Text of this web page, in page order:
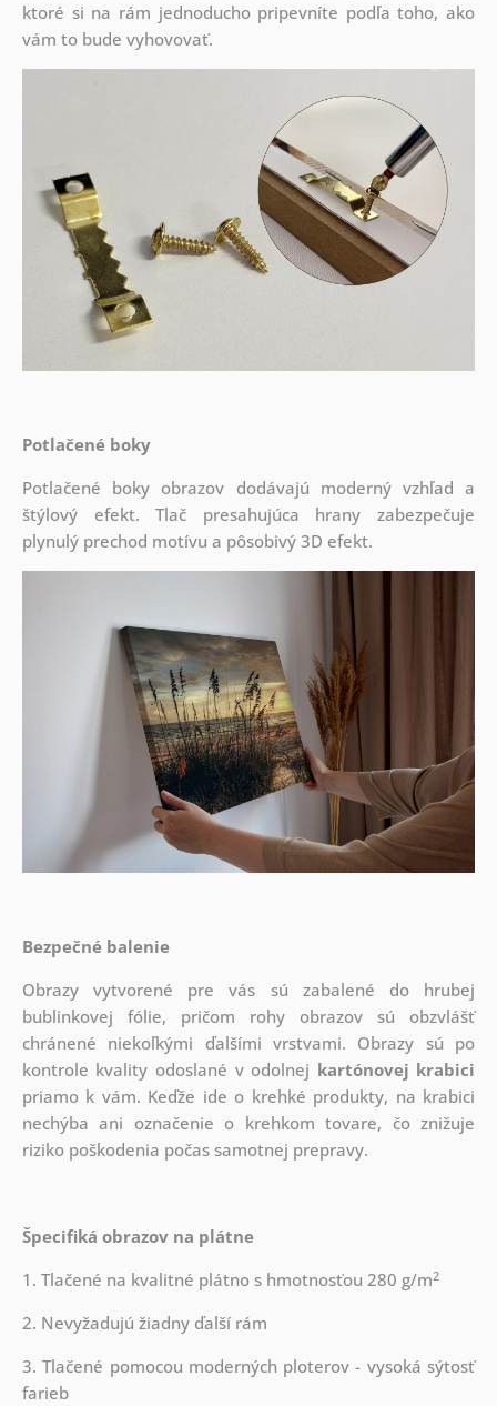
ktoré si na rám jednoducho pripevníte podľa toho, ako
vám to bude vyhovovať.
Potlačené boky
Potlačené boky obrazov dodávajú moderný vzhľad a
štýlový efekt. Tlač presahujúca hrany zabezpečuje
plynulý prechod motívu a pôsobivý 3D efekt.
Bezpečné balenie
Obrazy vytvorené pre vás sú zabalené do hrubej
bublinkovej fólie, pričom rohy obrazov sú obzvlášť
chránené niekoľkými ďalšími vrstvami. Obrazy sú po
kontrole kvality odoslané v odolnej kartónovej krabici
priamo k vám. Keďže ide o krehké produkty, na krabici
nechýba ani označenie o krehkom tovare, čo znižuje
riziko poškodenia počas samotnej prepravy.
Špecifiká obrazov na plátne
1. Tlačené na kvalitné plátno s hmotnosťou 280 g/m2
2. Nevyžadujú žiadny ďalší rám
3. Tlačené pomocou moderných ploterov - vysoká sýtosť
farieb